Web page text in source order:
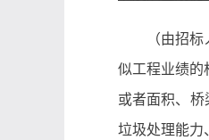
（由招
似工程业绩的
或者面积、
垃圾处理能力